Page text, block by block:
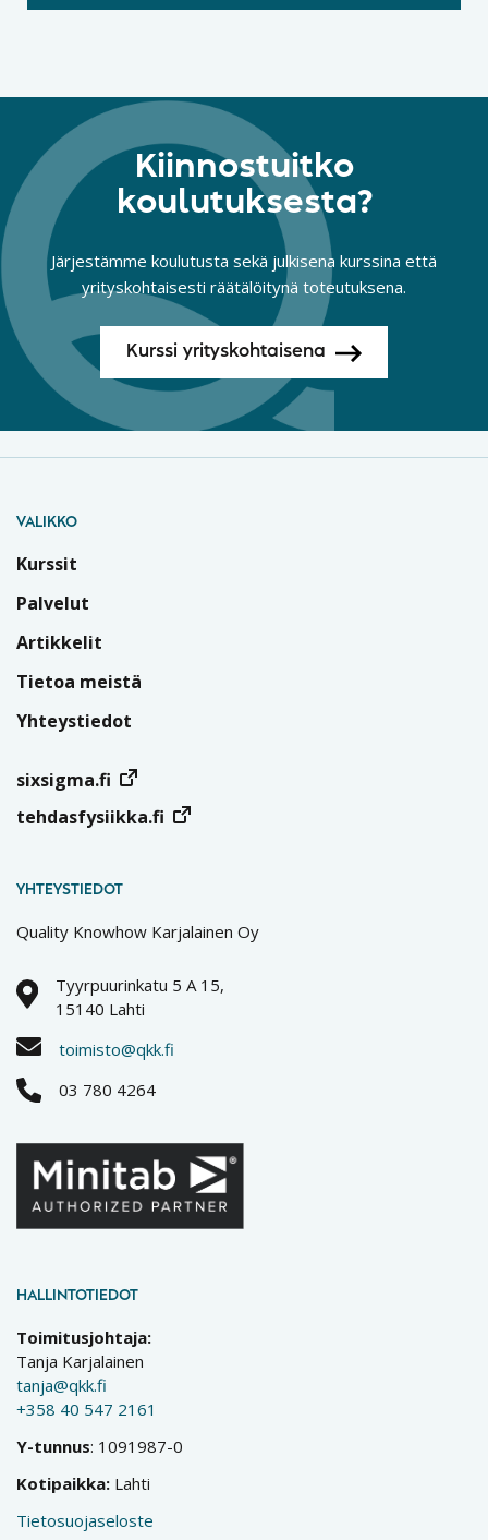
Kiinnostuitko
koulutuksesta?
Järjestämme koulutusta sekä julkisena kurssina että
yrityskohtaisesti räätälöitynä toteutuksena.
Kurssi yrityskohtaisena
VALIKKO
Kurssit
Palvelut
Artikkelit
Tietoa meistä
Yhteystiedot
sixsigma.fi
tehdasfysiikka.fi
YHTEYSTIEDOT
Quality Knowhow Karjalainen Oy
Tyyrpuurinkatu 5 A 15,
15140 Lahti
toimisto@qkk.fi
03 780 4264
HALLINTOTIEDOT
Toimitusjohtaja:
Tanja Karjalainen
tanja@qkk.fi
+358 40 547 2161
Y-tunnus: 1091987-0
Kotipaikka: Lahti
Tietosuojaseloste